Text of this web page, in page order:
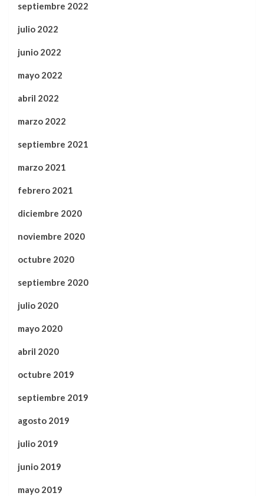
septiembre 2022
julio 2022
junio 2022
mayo 2022
abril 2022
marzo 2022
septiembre 2021
marzo 2021
febrero 2021
diciembre 2020
noviembre 2020
octubre 2020
septiembre 2020
julio 2020
mayo 2020
abril 2020
octubre 2019
septiembre 2019
agosto 2019
julio 2019
junio 2019
mayo 2019